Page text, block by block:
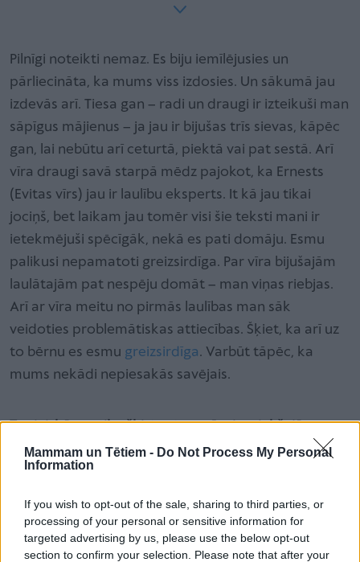
Mammam un Tētiem - Do Not Process My Personal
Information
If you wish to opt-out of the sale, sharing to third parties, or
processing of your personal or sensitive information for
targeted advertising by us, please use the below opt-out
section to confirm your selection. Please note that after your
Pilnīgi noteikti nemaz. Es biju iemīlējusies un
pārliecināta, ka mums viss izdosies. Un sākumā jau
izdevās arī. Tiesa gan – radi un draugi ir izteikuši man
sāpīgus mājienus – ja jau ir bijušas trīs sievas, kāpēc
gan, lai nebūtu arī ceturtā, piektā vai pat sestā. Arī
vīra draugi savā starpā mēdz pajokot, ka Ernests
(Evitas vīrs) jau ir laulību eksperts. It kā jau tikai
jociņš, bet laikam jau tomēr visi šie teksti mani ir
ietekmējuši spēcīgāk, nekā es pati domāju. Esmu
palikusi nepamatoti greizsirdīga. Par vīra bijušajām
laulātajām pat nespēju domāt – man viņas riebjas.
Arī ar vīra meitu no pirmās laulības man sāk
veidoties problemātiskas attiecības. Šķiet, ka arī uz
to bērnu es esmu greizsirdīga. Varbūt tāpēc, ka
mums nekādi nepiesakās savējais.
Tu zini, kāpēc tika šķirtas tava vīra iepriekšējās
laulības?
Lielākoties jau zinu tikai to, ko Ernests man pats ir
stāstījis. Ar pirmo sievu Ernests apprecējies uzreiz
pēc vidusskolas, jo viņa bijusi stāvoklī. Abi izšķīrās,
kad meita sāka iet pirmajā klasē. Tātad gandrīz